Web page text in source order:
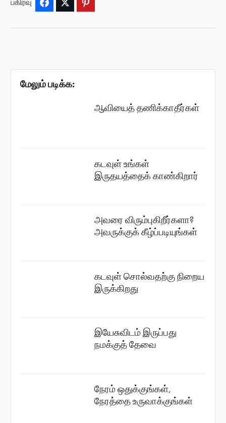
Facebook Twitter
மேலும் படிக்க:
ஆவியைத் தணிக்காதீர்கள்
கடவுள் உங்கள்
இருதயத்தைக் காண்கிறார்
அவரை விரும்புகிறீர்களா?
அவருக்குக் கீழ்ப்படியுங்கள்
கடவுள் சொல்வதற்கு நிறைய
இருக்கிறது
இயேசுவிடம் இருப்பது
நமக்குத் தேவை
நேரம் ஒதுக்குங்கள்,
நேரத்தை உருவாக்குங்கள்